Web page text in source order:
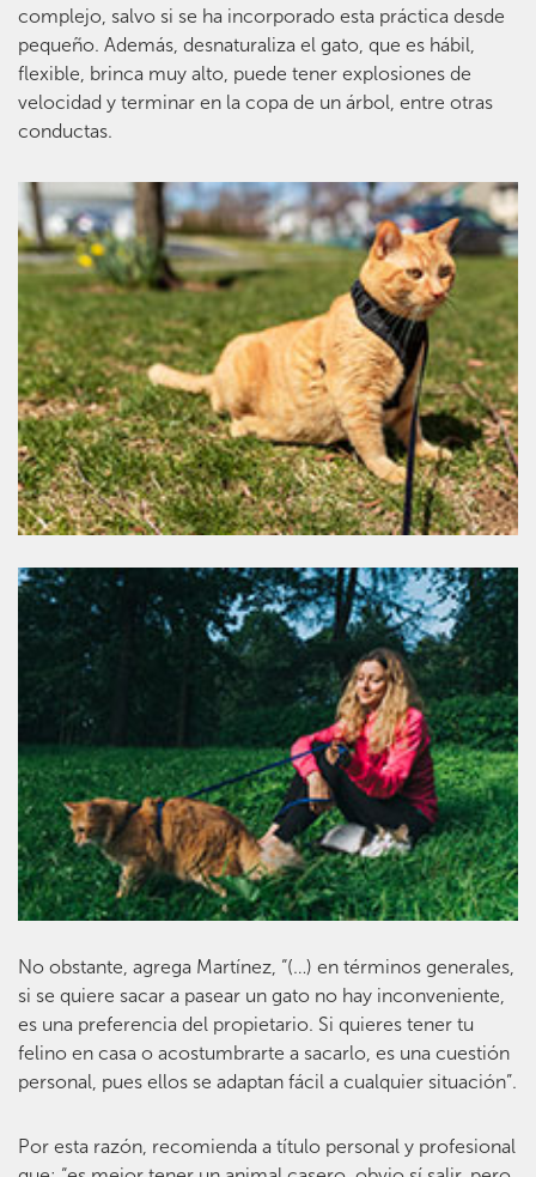
complejo, salvo si se ha incorporado esta práctica desde
pequeño. Además, desnaturaliza el gato, que es hábil,
flexible, brinca muy alto, puede tener explosiones de
velocidad y terminar en la copa de un árbol, entre otras
conductas.
No obstante, agrega Martínez, “(…) en términos generales,
si se quiere sacar a pasear un gato no hay inconveniente,
es una preferencia del propietario. Si quieres tener tu
felino en casa o acostumbrarte a sacarlo, es una cuestión
personal, pues ellos se adaptan fácil a cualquier situación”.
Por esta razón, recomienda a título personal y profesional